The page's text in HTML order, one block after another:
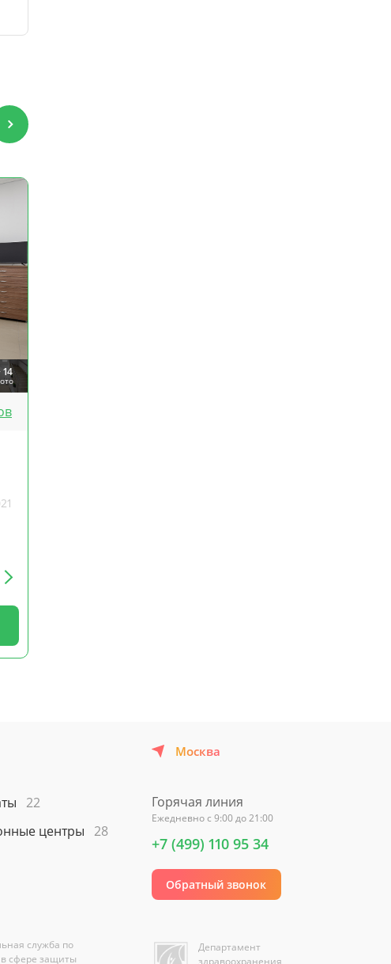
за лежачими
14
22
центры
28
Москва
Горячая линия
Ежедневно с 9:00 до 21:00
+7 (499) 110 95 34
Обратный звонок
служба по
в сфере защиты
Департамент